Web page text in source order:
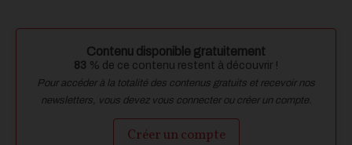
Contenu disponible gratuitement
83 % de ce contenu restent à découvrir !
Pour accéder à la totalité des contenus gratuits et recevoir nos
newsletters, vous devez vous connecter ou créer un compte.
Créer un compte